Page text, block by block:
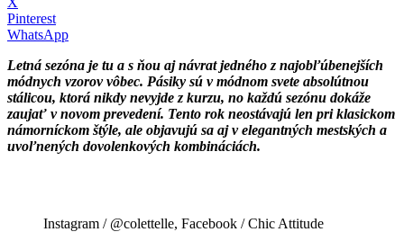
Pinterest
WhatsApp
Letná sezóna je tu a s ňou aj návrat jedného z najobľúbenejších
módnych vzorov vôbec. Pásiky sú v módnom svete absolútnou
stálicou, ktorá nikdy nevyjde z kurzu, no každú sezónu dokáže
zaujať v novom prevedení. Tento rok neostávajú len pri klasickom
námorníckom štýle, ale objavujú sa aj v elegantných mestských a
uvoľnených dovolenkových kombináciách.
Instagram / @colettelle, Facebook / Chic Attitude